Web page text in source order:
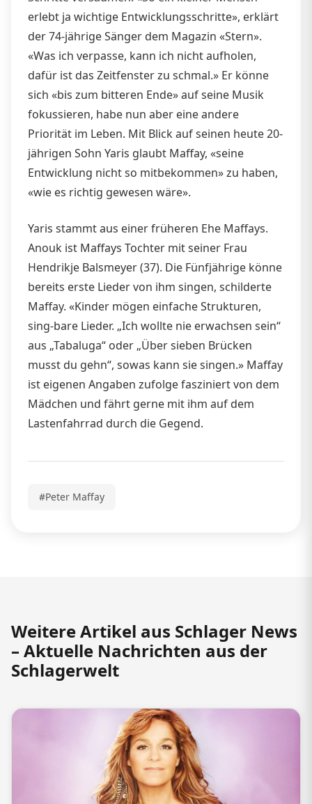
erlebt ja wichtige Entwicklungsschritte», erklärt
der 74-jährige Sänger dem Magazin «Stern».
«Was ich verpasse, kann ich nicht aufholen,
dafür ist das Zeitfenster zu schmal.» Er könne
sich «bis zum bitteren Ende» auf seine Musik
fokussieren, habe nun aber eine andere
Priorität im Leben. Mit Blick auf seinen heute 20-
jährigen Sohn Yaris glaubt Maffay, «seine
Entwicklung nicht so mitbekommen» zu haben,
«wie es richtig gewesen wäre».
Yaris stammt aus einer früheren Ehe Maffays.
Anouk ist Maffays Tochter mit seiner Frau
Hendrikje Balsmeyer (37). Die Fünfjährige könne
bereits erste Lieder von ihm singen, schilderte
Maffay. «Kinder mögen einfache Strukturen,
sing-bare Lieder. „Ich wollte nie erwachsen sein“
aus „Tabaluga“ oder „Über sieben Brücken
musst du gehn“, sowas kann sie singen.» Maffay
ist eigenen Angaben zufolge fasziniert von dem
Mädchen und fährt gerne mit ihm auf dem
Lastenfahrrad durch die Gegend.
#Peter Maffay
Weitere Artikel aus Schlager News
– Aktuelle Nachrichten aus der
Schlagerwelt